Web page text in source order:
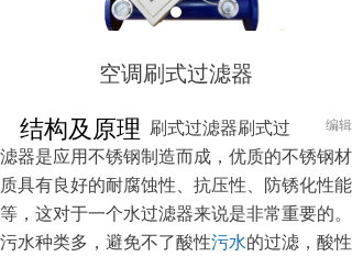
空调刷式过滤器
结构及原理 编辑
刷式过滤器刷式过
滤器是应用不锈钢制造而成，优质的不锈钢材
质具有良好的耐腐蚀性、抗压性、防锈化性能
等，这对于一个水过滤器来说是非常重要的。
污水种类多，避免不了酸性污水的过滤，酸性